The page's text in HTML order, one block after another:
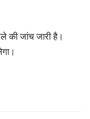
की जांच जारी है।